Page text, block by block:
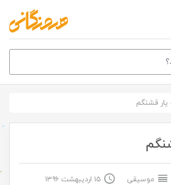
یار قشنگم
موسیقی ۱۵ اردیبهشت ۱۳۹۶